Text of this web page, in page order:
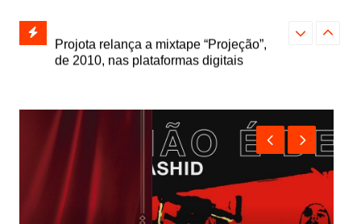
e abre
autoral,
de 2010, nas plataformas digitais
Farofa